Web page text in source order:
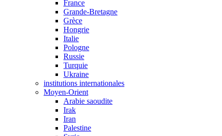
France
Grande-Bretagne
Grèce
Hongrie
Italie
Pologne
Russie
Turquie
Ukraine
institutions internationales
Moyen-Orient
Arabie saoudite
Irak
Iran
Palestine